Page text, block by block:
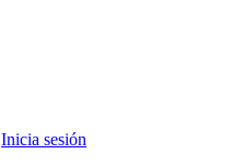
Inicia sesión